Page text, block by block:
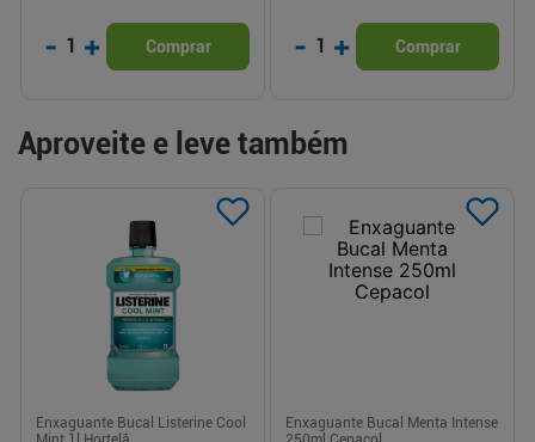
- 1 + Comprar - 1 + Comprar
Aproveite e leve também
Enxaguante Bucal Listerine Cool
Enxaguante Bucal Menta Intense